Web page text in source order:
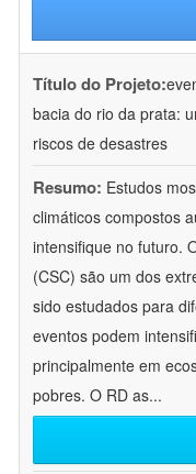
Título do Projeto:
bacia do rio da prata:
riscos de desastres
Resumo: Estudos
climáticos compostos
intensifique no futuro.
(CSC) são um dos
sido estudados para
eventos podem
principalmente em
pobres. O RD as...